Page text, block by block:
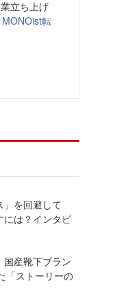
立ち上げ
MONOist転
」を回避して
には？インタビ
産靴下ブラン
「ストーリーの